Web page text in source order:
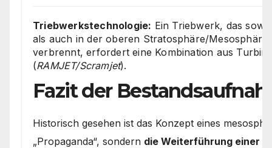
Triebwerkstechnologie: Ein Triebwerk, das
als auch in der oberen Stratosphäre/
verbrennt, erfordert eine Kombination aus
(RAMJET/Scramjet).
Fazit der
Historisch gesehen ist das Konzept eines
„Propaganda“, sondern die Weiterführung einer